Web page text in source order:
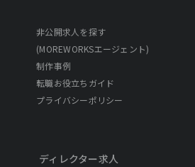
非公開求人を探す
(MOREWORKSエージェント)
制作事例
転職お役立ちガイド
プライバシーポリシー
ディレクター求人